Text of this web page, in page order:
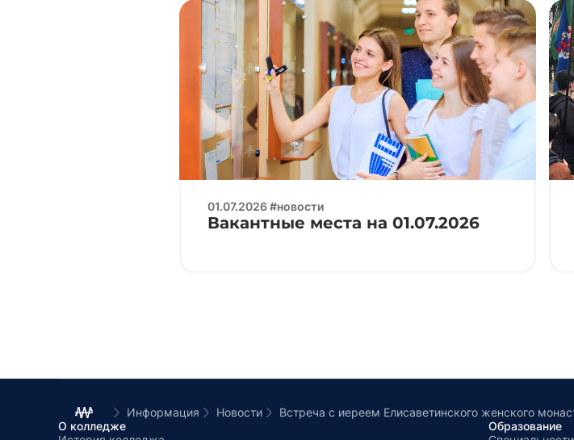
01.07.2026 #новости
Вакантные места на 01.07.2026
Информация Новости
О колледже
Образование